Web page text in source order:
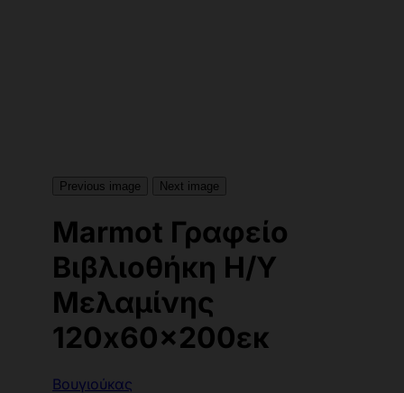
Previous image Next image
Marmot Γραφείο
Βιβλιοθήκη Η/Υ
Μελαμίνης
120x60x200εκ
Βουγιούκας